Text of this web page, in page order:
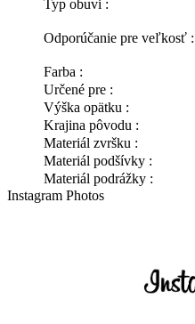
Typ obuvi :
Odporúčanie pre veľkosť :
Farba :
Určené pre :
Výška opätku :
Krajina pôvodu :
Materiál zvršku :
Materiál podšívky :
Materiál podrážky :
Instagram Photos